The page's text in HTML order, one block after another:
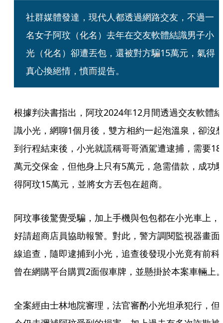
社群媒體發達，現代人都透過網路交友，不過一
名女子阿玟（化名）去年在交友軟體結識男子小
光（化名）卻遭丟包，還被對方騙15萬元，氣得
真心換絕情，憤而提告。
根據判決書指出，阿玟2024年12月間透過交友軟體結
識小光，網聊1個月後，雙方相約一起泡溫泉，卻沒
到行程結束後，小光就謊稱哥哥酒駕遭逮捕，需要18
萬元交保金，但他身上只有5萬元，急需借款，成功
得阿玟15萬元，並將女方丟包在超商。
阿玟事後驚覺受騙，加上手機與包包都在小光車上，
好請超商店員協助報警。對此，警方調閱監視器畫面
線追查，隨即逮捕到小光，追查後發現小光竟有前科
曾在網購平台購買2面假車牌，並懸掛於本案車輛上
全案經由士林地院審理，法官審酌小光坦承犯行，但